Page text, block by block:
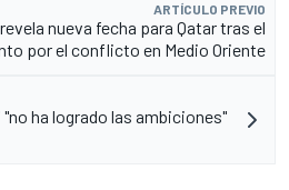
ARTÍCULO PREVIO
nueva fecha para Qatar tras el
por el conflicto en Medio Oriente
ha logrado las ambiciones"